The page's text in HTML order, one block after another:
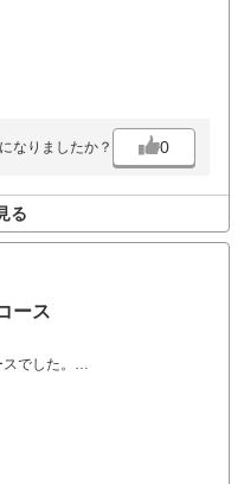
なりましたか？ 0
る
ース
でした。
は速く、芝目によるタッチの
らにしたいと思います。